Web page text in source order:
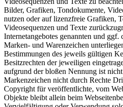
Bilder, Grafiken, Tondokumente,
nutzen oder auf lizenzfreie Grafiken,
Videosequenzen und Texte
Internetangebotes genannten und ggf.
Marken- und Warenzeichen
Bestimmungen des jeweils gültigen
Besitzrechten der jeweiligen
aufgrund der bloßen Nennung ist
Markenzeichen nicht durch Rechte
Copyright für veröffentlichte, vom
Objekte bleibt allein beim